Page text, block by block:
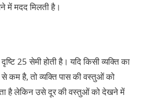
में मदद मिलती है।
25 सेमी होती है। यदि किसी व्यक्ति का
कम है, तो व्यक्ति पास की वस्तुओं को
है लेकिन उसे दूर की वस्तुओं को देखने में